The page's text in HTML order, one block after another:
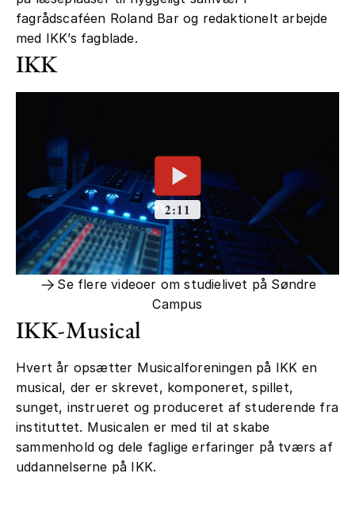
fagrådscaféen Roland Bar og redaktionelt arbejde
med IKK’s fagblade.
IKK
Se flere videoer om studielivet på Søndre
Campus
IKK-Musical
Hvert år opsætter Musicalforeningen på IKK en
musical, der er skrevet, komponeret, spillet,
sunget, instrueret og produceret af studerende fra
instituttet. Musicalen er med til at skabe
sammenhold og dele faglige erfaringer på tværs af
uddannelserne på IKK.